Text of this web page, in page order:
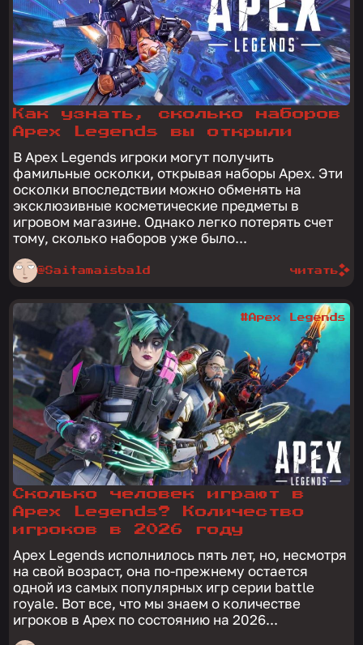
Как узнать, сколько наборов
Apex Legends вы открыли
В Apex Legends игроки могут получить
фамильные осколки, открывая наборы Apex. Эти
осколки впоследствии можно обменять на
эксклюзивные косметические предметы в
игровом магазине. Однако легко потерять счет
тому, сколько наборов уже было...
@Saitamaisbald читать
Сколько человек играют в
Apex Legends? Количество
игроков в 2026 году
Apex Legends исполнилось пять лет, но, несмотря
на свой возраст, она по-прежнему остается
одной из самых популярных игр серии battle
royale. Вот все, что мы знаем о количестве
игроков в Apex по состоянию на 2026...
#Apex Legends